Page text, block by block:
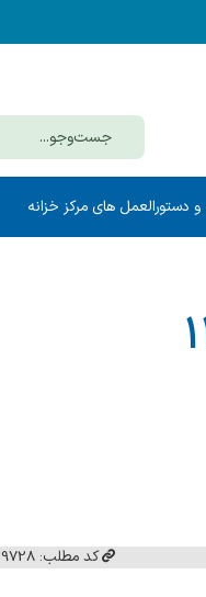
دستورالعمل های مرکز خزانه
کد مطلب: 739728